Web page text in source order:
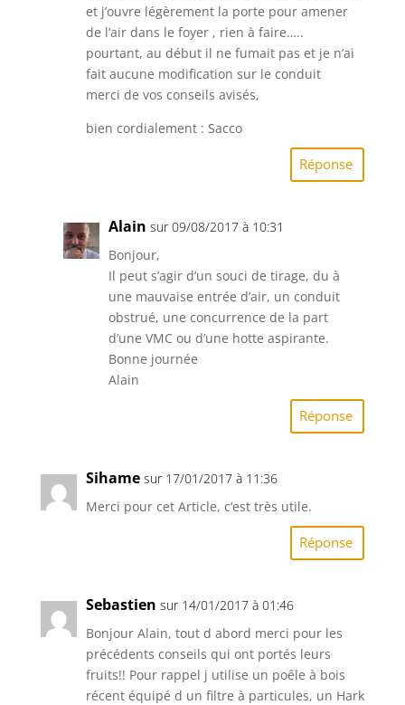
et j’ouvre légèrement la porte pour amener
de l’air dans le foyer , rien à faire…..
pourtant, au début il ne fumait pas et je n’ai
fait aucune modification sur le conduit
merci de vos conseils avisés,
bien cordialement : Sacco
Réponse
Alain sur 09/08/2017 à 10:31
Bonjour,
Il peut s’agir d’un souci de tirage, du à
une mauvaise entrée d’air, un conduit
obstrué, une concurrence de la part
d’une VMC ou d’une hotte aspirante.
Bonne journée
Alain
Réponse
Sihame sur 17/01/2017 à 11:36
Merci pour cet Article, c’est très utile.
Réponse
Sebastien sur 14/01/2017 à 01:46
Bonjour Alain, tout d abord merci pour les
précédents conseils qui ont portés leurs
fruits!! Pour rappel j utilise un poêle à bois
récent équipé d un filtre à particules, un Hark